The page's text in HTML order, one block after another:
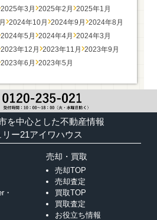
2025年3月 2025年2月 2025年1月
2024年10月 2024年9月 2024年8月
2024年5月 2024年4月 2024年3月
2023年12月 2023年11月 2023年9月
2023年6月 2023年5月
を中心とした不動産情報
リー21アイワハウス
・
売却・買取
売却TOP
売却査定
買取TOP
買取査定
お役立ち情報